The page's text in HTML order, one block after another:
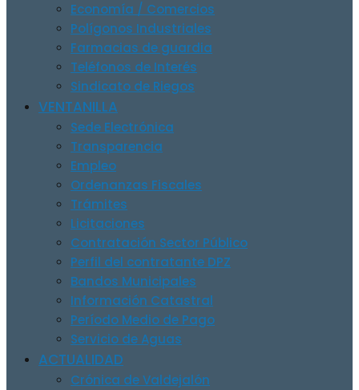
Economía / Comercios
Polígonos Industriales
Farmacias de guardia
Teléfonos de Interés
Sindicato de Riegos
VENTANILLA
Sede Electrónica
Transparencia
Empleo
Ordenanzas Fiscales
Trámites
Licitaciones
Contratación Sector Público
Perfil del contratante DPZ
Bandos Municipales
Información Catastral
Período Medio de Pago
Servicio de Aguas
ACTUALIDAD
Crónica de Valdejalón